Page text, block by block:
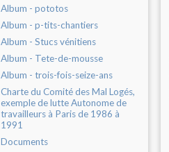
Album - pototos
Album - p-tits-chantiers
Album - Stucs vénitiens
Album - Tete-de-mousse
Album - trois-fois-seize-ans
Charte du Comité des Mal Logés,
exemple de lutte Autonome de
travailleurs à Paris de 1986 à
1991
Documents